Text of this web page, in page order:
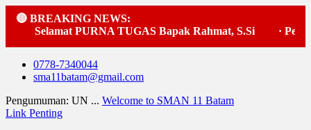
🔴 BREAKING NEWS:
Selamat PURNA TUGAS Bapak Rahmat, S.Si
Skip
0778-7340044
sma11batam@gmail.com
Pengumuman: UN ... Welcome to SMAN 11 Batam
Link Penting